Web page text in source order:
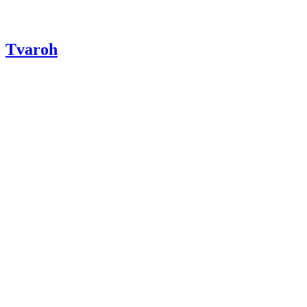
Tvaroh